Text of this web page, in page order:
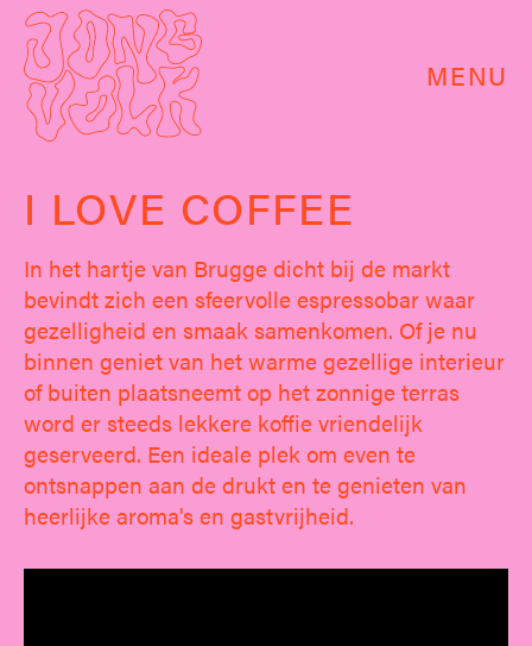
MENU
I LOVE COFFEE
In het hartje van Brugge dicht bij de markt
bevindt zich een sfeervolle espressobar waar
gezelligheid en smaak samenkomen. Of je nu
binnen geniet van het warme gezellige interieur
of buiten plaatsneemt op het zonnige terras
word er steeds lekkere koffie vriendelijk
geserveerd. Een ideale plek om even te
ontsnappen aan de drukt en te genieten van
heerlijke aroma's en gastvrijheid.